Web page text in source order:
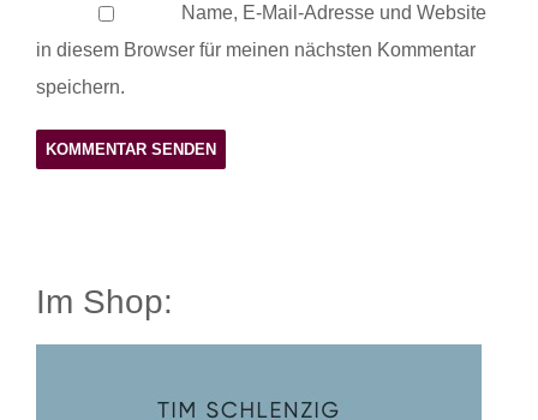
Name, E-Mail-Adresse und Website
in diesem Browser für meinen nächsten Kommentar
speichern.
Im Shop: